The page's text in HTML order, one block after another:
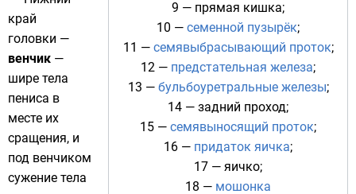
9 — прямая кишка;
10 — семенной пузырёк;
11 — семявыбрасывающий проток;
12 — предстательная железа;
13 — бульбоуретральные железы;
14 — задний проход;
15 — семявыносящий проток;
16 — придаток яичка;
17 — яичко;
18 — мошонка
край
головки —
венчик —
шире тела
пениса в
месте их
сращения, и
под венчиком
сужение тела